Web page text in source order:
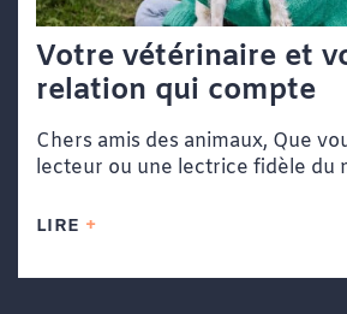
Votre vétérinaire et
relation qui compte
Chers amis des animaux, Que
lecteur ou une lectrice fidèle du
LIRE